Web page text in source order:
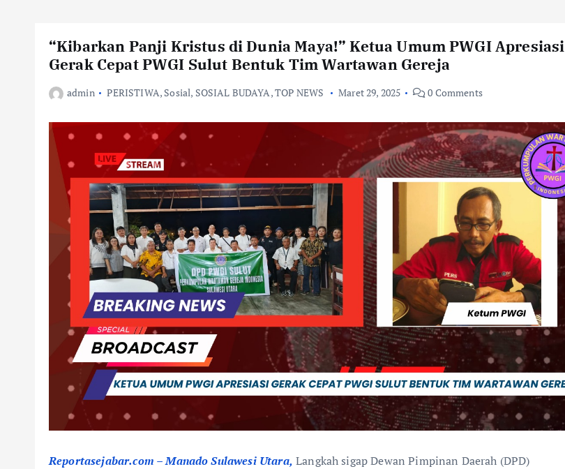
“Kibarkan Panji Kristus di Dunia Maya!” Ketua Umum PWGI Apresiasi
Gerak Cepat PWGI Sulut Bentuk Tim Wartawan Gereja
admin PERISTIWA, Sosial, SOSIAL BUDAYA,TOP NEWS Maret 29, 2025 0 Comments
Reportasejabar.com – Manado Sulawesi Utara, Langkah sigap Dewan Pimpinan Daerah (DPD)